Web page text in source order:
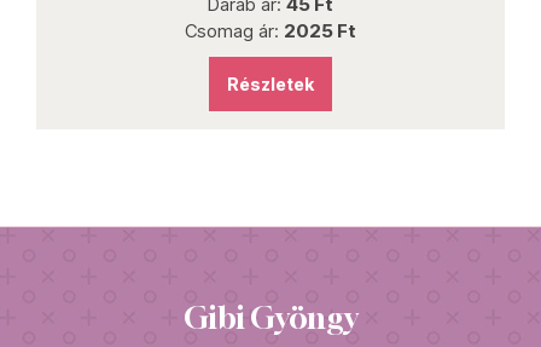
Csomag ár: 2025 Ft
Részletek
Gibi Gyöngy